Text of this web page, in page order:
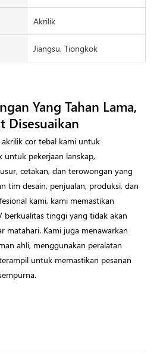
Akrilik
Jiangsu, Tiongkok
Yang Tahan Lama,
Disesuaikan
akrilik cor tebal kami untuk
pekerjaan lanskap,
cetakan, dan terowongan yang
tim desain, penjualan, produksi, dan
kami, kami memastikan
berkualitas tinggi yang tidak akan
matahari. Kami juga menawarkan
ahli, menggunakan peralatan
untuk memastikan pesanan